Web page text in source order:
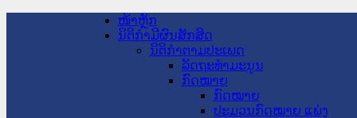
ໜ້າຫຼັກ
ນິຕິກໍາມີຜົນສັກສິດ
ນິຕິກໍາຕາມປະເພດ
ລັດຖະທໍາມະນູນ
ກົດໝາຍ
ກົດໝາຍ
ປະມວນກົດໝາຍ ແພ່ງ